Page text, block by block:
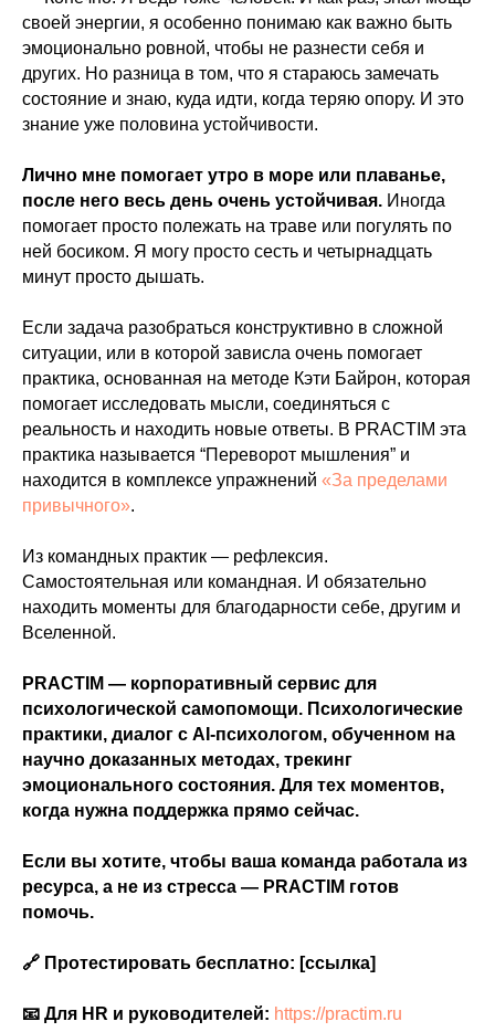
своей энергии, я особенно понимаю как важно быть
эмоционально ровной, чтобы не разнести себя и
других. Но разница в том, что я стараюсь замечать
состояние и знаю, куда идти, когда теряю опору. И это
знание уже половина устойчивости.
Лично мне помогает утро в море или плаванье,
после него весь день очень устойчивая. Иногда
помогает просто полежать на траве или погулять по
ней босиком. Я могу просто сесть и четырнадцать
минут просто дышать.
Если задача разобраться конструктивно в сложной
ситуации, или в которой зависла очень помогает
практика, основанная на методе Кэти Байрон, которая
помогает исследовать мысли, соединяться с
реальность и находить новые ответы. В PRACTIM эта
практика называется “Переворот мышления” и
находится в комплексе упражнений «За пределами
привычного».
Из командных практик — рефлексия.
Самостоятельная или командная. И обязательно
находить моменты для благодарности себе, другим и
Вселенной.
PRACTIM — корпоративный сервис для
психологической самопомощи. Психологические
практики, диалог с AI-психологом, обученном на
научно доказанных методах, трекинг
эмоционального состояния. Для тех моментов,
когда нужна поддержка прямо сейчас.
Если вы хотите, чтобы ваша команда работала из
ресурса, а не из стресса — PRACTIM готов
помочь.
🔗 Протестировать бесплатно: [ссылка]
📧 Для HR и руководителей: https://practim.ru